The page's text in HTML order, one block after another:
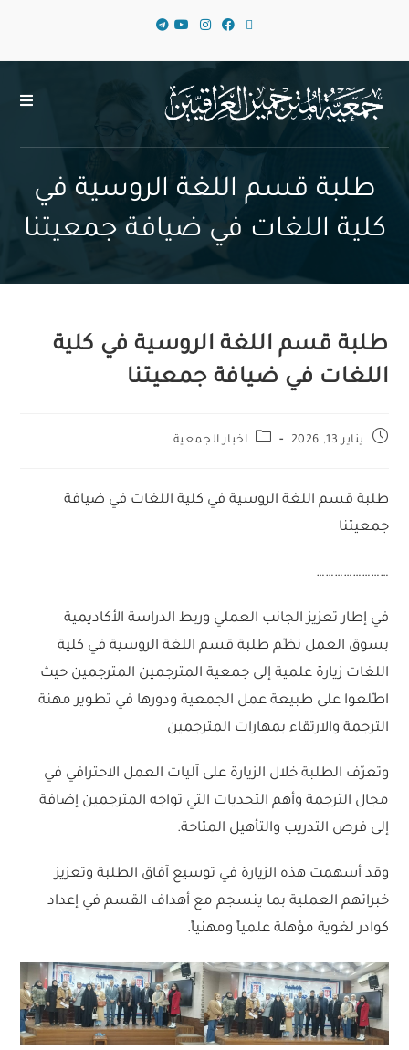
طلبة قسم اللغة الروسية في
كلية اللغات في ضيافة جمعيتنا
طلبة قسم اللغة الروسية في كلية
اللغات في ضيافة جمعيتنا
يناير 13, 2026 اخبار الجمعية
طلبة قسم اللغة الروسية في كلية اللغات في ضيافة
جمعيتنا
……………………
في إطار تعزيز الجانب العملي وربط الدراسة الأكاديمية
بسوق العمل نظّم طلبة قسم اللغة الروسية في كلية
اللغات زيارة علمية إلى جمعية المترجمين المترجمين حيث
اطّلعوا على طبيعة عمل الجمعية ودورها في تطوير مهنة
الترجمة والارتقاء بمهارات المترجمين
وتعرّف الطلبة خلال الزيارة على آليات العمل الاحترافي في
مجال الترجمة وأهم التحديات التي تواجه المترجمين إضافة
إلى فرص التدريب والتأهيل المتاحة.
وقد أسهمت هذه الزيارة في توسيع آفاق الطلبة وتعزيز
خبراتهم العملية بما ينسجم مع أهداف القسم في إعداد
كوادر لغوية مؤهلة علمياً ومهنياً.